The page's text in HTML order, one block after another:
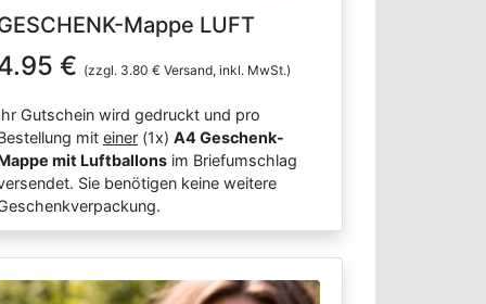
Mappe LUFT
€ (zzgl. 3.80 € Versand, inkl. MwSt.)
Gutschein wird gedruckt und pro
mit einer (1x) A4 Geschenk-
mit Luftballons im Briefumschlag
Sie benötigen keine weitere